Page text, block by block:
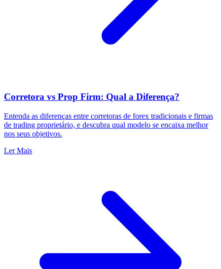
Corretora vs Prop Firm: Qual a Diferença?
Entenda as diferenças entre corretoras de forex tradicionais e firmas
de trading proprietário, e descubra qual modelo se encaixa melhor
nos seus objetivos.
Ler Mais